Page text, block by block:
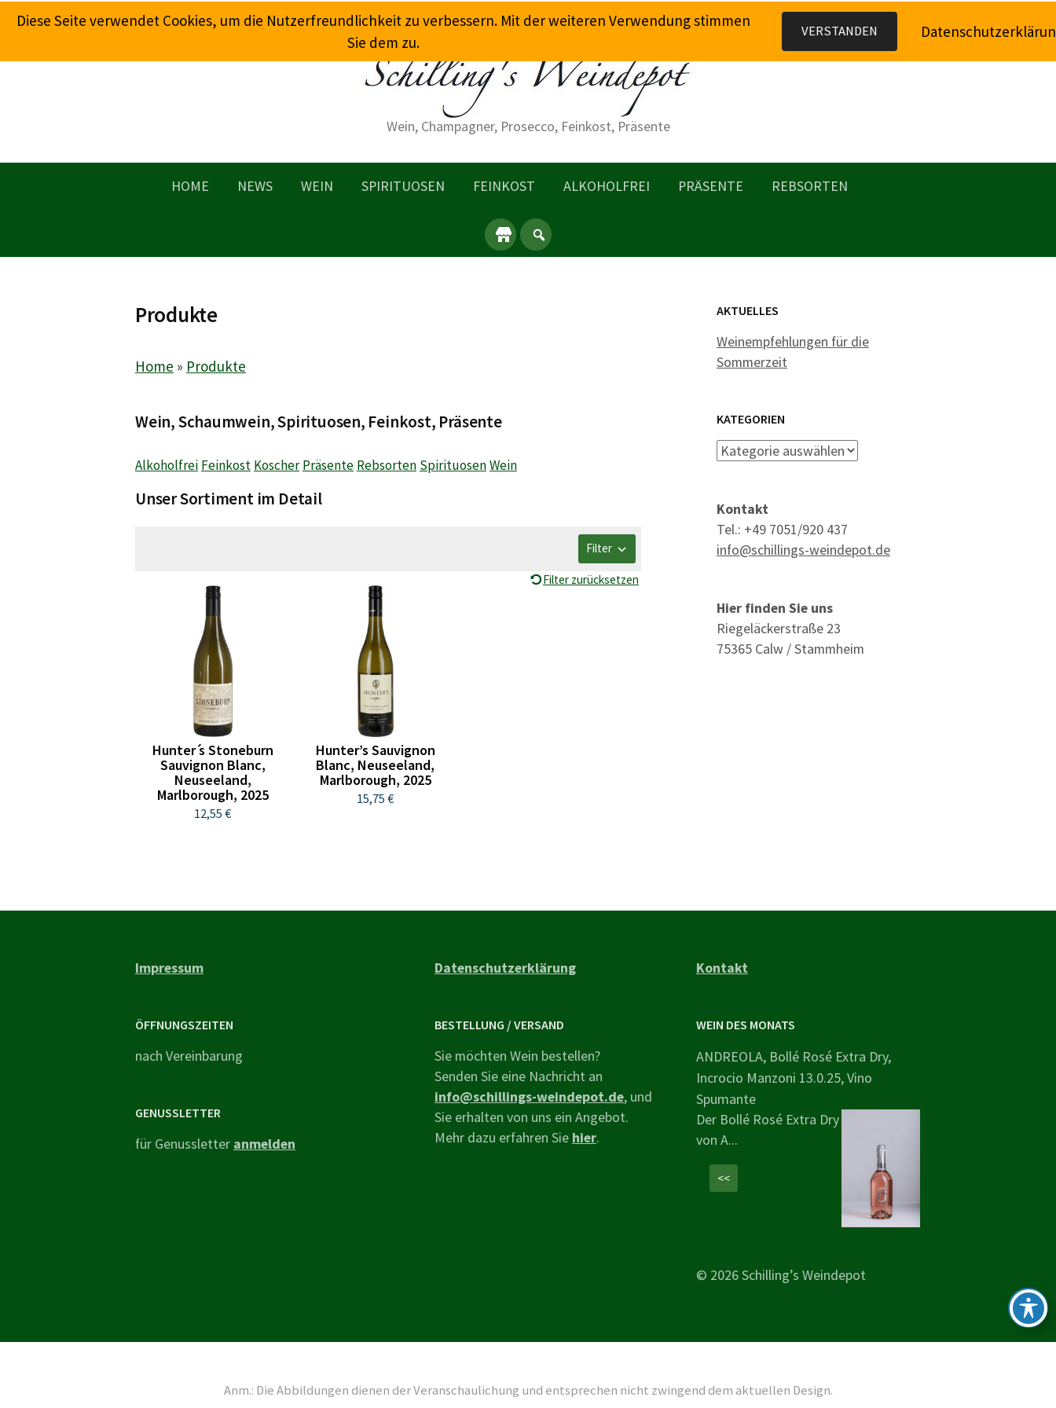
Springe
zum
Wein, Champagner, Prosecco, Feinkost, Präsente
HOME NEWS WEIN SPIRITUOSEN FEINKOST ALKOHOLFREI PRÄSENTE REBSORTEN
Produkte
Home » Produkte
Wein, Schaumwein, Spirituosen, Feinkost, Präsente
Alkoholfrei Feinkost Koscher Präsente Rebsorten SpirituosenWein
Unser Sortiment im Detail
Filter
Filter zurücksetzen
Hunter ́s Stoneburn
Sauvignon Blanc,
Neuseeland,
Marlborough, 2025
12,55 €
Hunter’s Sauvignon
Blanc, Neuseeland,
Marlborough, 2025
15,75 €
AKTUELLES
Weinempfehlungen für die
Sommerzeit
KATEGORIEN
Kategorien
Kontakt
Tel.: +49 7051/920 437
info@schillings-weindepot.de
Hier finden Sie uns
Riegeläckerstraße 23
75365 Calw / Stammheim
Impressum
ÖFFNUNGSZEITEN
nach Vereinbarung
GENUSSLETTER
für Genussletter anmelden
Datenschutzerklärung
BESTELLUNG / VERSAND
Sie möchten Wein bestellen?
Senden Sie eine Nachricht an
info@schillings-weindepot.de, und
Sie erhalten von uns ein Angebot.
Mehr dazu erfahren Sie hier.
Kontakt
WEIN DES MONATS
ANDREOLA, Bollé Rosé Extra Dry,
Incrocio Manzoni 13.0.25, Vino
Spumante
Der Bollé Rosé Extra Dry
von A...
<<
© 2026 Schilling’s Weindepot
Anm.: Die Abbildungen dienen der Veranschaulichung und entsprechen nicht zwingend dem aktuellen Design.
Diese Seite verwendet Cookies, um die Nutzerfreundlichkeit zu verbessern. Mit der weiteren Verwendung stimmen
Sie dem zu.
VERSTANDEN